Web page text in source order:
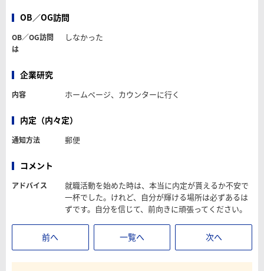
OB／OG訪問
OB／OG訪問
は
しなかった
企業研究
内容 ホームページ、カウンターに行く
内定（内々定）
通知方法 郵便
コメント
アドバイス
就職活動を始めた時は、本当に内定が貰えるか不安で
一杯でした。けれど、自分が輝ける場所は必ずあるは
ずです。自分を信じて、前向きに頑張ってください。
前へ 一覧へ 次へ